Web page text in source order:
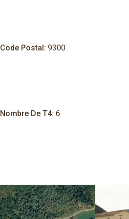
Code Postal: 9300
Nombre De T4: 6